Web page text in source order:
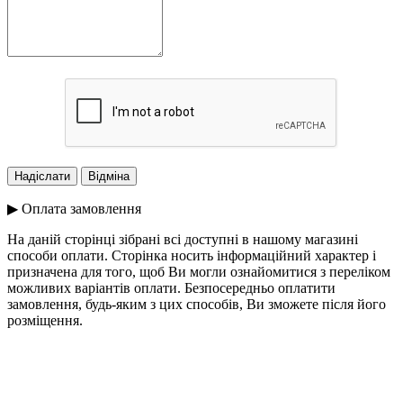
▶ Оплата замовлення
На даній сторінці зібрані всі доступні в нашому магазині
способи оплати. Сторінка носить інформаційний характер і
призначена для того, щоб Ви могли ознайомитися з переліком
можливих варіантів оплати. Безпосередньо оплатити
замовлення, будь-яким з цих способів, Ви зможете після його
розміщення.